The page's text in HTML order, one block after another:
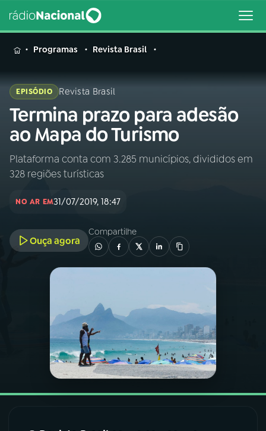
MENU
Buscar
na
Rádio
Nacional
Buscar
PROGRAMAS
PODCASTS
Programas Revista Brasil
EPISÓDIO Revista Brasil
Termina prazo para adesão
ao Mapa do Turismo
Plataforma conta com 3.285 municípios, divididos em
328 regiões turísticas
NO AR EM31/07/2019, 18:47
Ouça agora
Compartilhe